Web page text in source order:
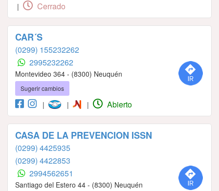
| Cerrado
CAR´S
(0299) 155232262
2995232262
Montevideo 364 - (8300) Neuquén
Sugerir cambios
| | | Abierto
CASA DE LA PREVENCION ISSN
(0299) 4425935
(0299) 4422853
2994562651
Santiago del Estero 44 - (8300) Neuquén